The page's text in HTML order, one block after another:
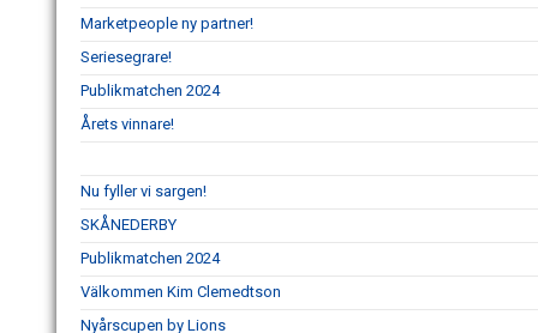
Marketpeople ny partner!
Seriesegrare!
Publikmatchen 2024
Årets vinnare!
Nu fyller vi sargen!
SKÅNEDERBY
Publikmatchen 2024
Välkommen Kim Clemedtson
Nyårscupen by Lions